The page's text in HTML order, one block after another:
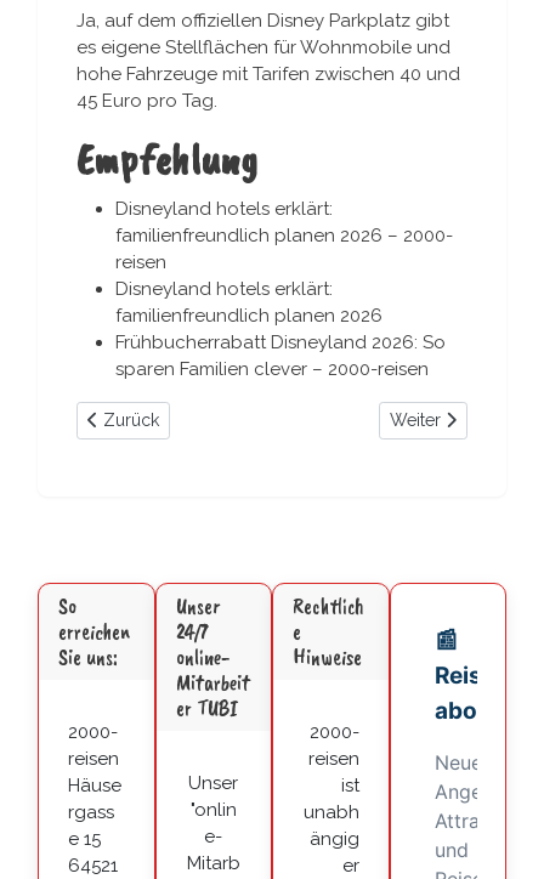
Ja, auf dem offiziellen Disney Parkplatz gibt
es eigene Stellflächen für Wohnmobile und
hohe Fahrzeuge mit Tarifen zwischen 40 und
45 Euro pro Tag.
Empfehlung
Disneyland hotels erklärt:
familienfreundlich planen 2026 – 2000-
reisen
Disneyland hotels erklärt:
familienfreundlich planen 2026
Frühbucherrabatt Disneyland 2026: So
sparen Familien clever – 2000-reisen
Vorheriger Beitrag: Disney Restaurants Disneyland Paris:
Zurück Nächster Beitrag:
Weiter
So
erreichen
Sie uns:
2000-
reisen
Häuse
rgass
e 15
64521
Unser
24/7
online-
Mitarbeit
er TUBI
Unser
"onlin
e-
Mitarb
Rechtlich
e
Hinweise
2000-
reisen
ist
unabh
ängig
er